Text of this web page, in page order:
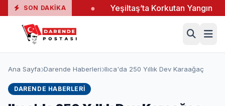
SON DAKIKA
El Ele Verdi ● Yeşiltaş’ta Korkutan Yangın ●
Ana Sayfa Darende Haberleri Ilıca'da 250 Yıllık Dev Karaağaç
DARENDE HABERLERI